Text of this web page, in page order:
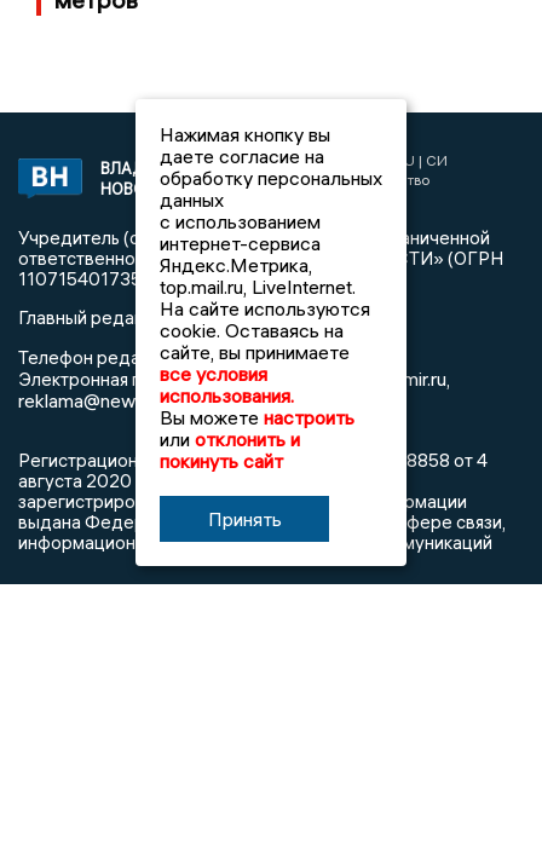
ВЛАДИМИРСКИЕ
НОВОСТИ
2017 © NEWSVLADIMIR.RU | СИ
«Информационное агентство
Учредитель (соучредители): Общество с ограниченной
ответственностью «РЕГИОНАЛЬНЫЕ НОВОСТИ» (ОГРН
1107154017354)
Главный редактор: Мазов С. А.
Телефон редакции:8 (4922) 666916
Электронная почта редакции: info@newsvladimir.ru,
reklama@newsvladimir.ru
Регистрационный номер: серия Эл № ФС77-78858 от 4
августа 2020 г. согласно выписке из реестра
зарегистрированных средств массовой информации
выдана Федеральной службой по надзору в сфере связи,
информационных технологий и массовых коммуникаций
Нажимая кнопку вы
даете согласие на
обработку персональных
данных
с использованием
интернет-сервиса
Яндекс.Метрика,
top.mail.ru, LiveInternet.
На сайте используются
cookie. Оставаясь на
сайте, вы принимаете
все условия
использования.
Вы можете настроить
или отклонить и
покинуть сайт
Принять